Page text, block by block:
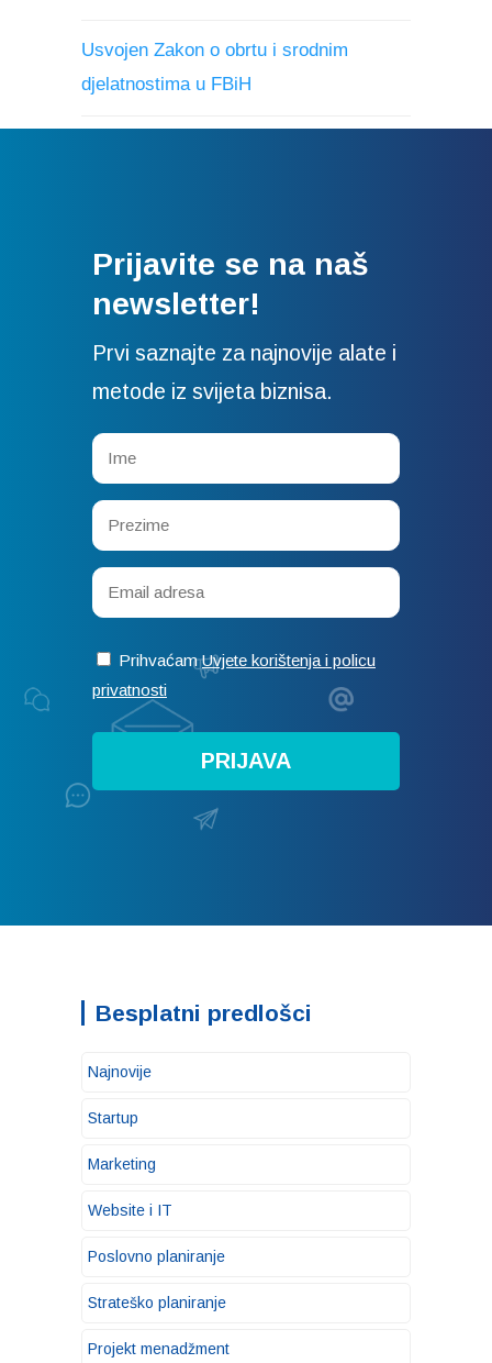
Usvojen Zakon o obrtu i srodnim
djelatnostima u FBiH
Prijavite se na naš
newsletter!
Prvi saznajte za najnovije alate i
metode iz svijeta biznisa.
PrihvaćamUvjete korištenja i policu
privatnosti
Besplatni predlošci
Najnovije
Startup
Marketing
Website i IT
Poslovno planiranje
Strateško planiranje
Projekt menadžment